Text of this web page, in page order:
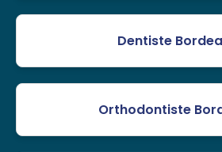
Dentiste
Orthodontiste